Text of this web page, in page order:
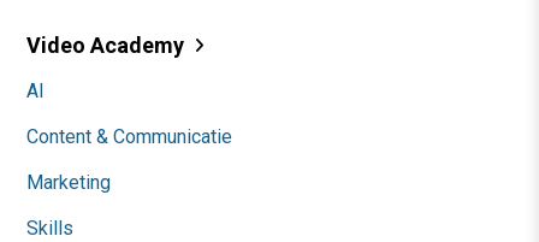
Video Academy
AI
Content & Communicatie
Marketing
Skills